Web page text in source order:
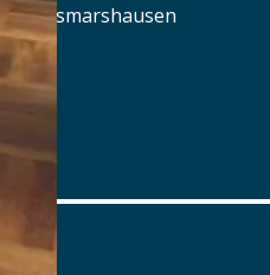
Zusmarshausen